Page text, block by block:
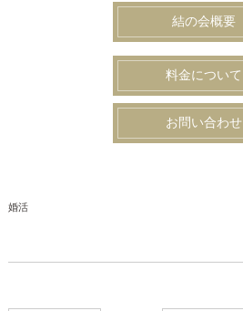
結の会概要
料金について
お問い合わせ
婚活